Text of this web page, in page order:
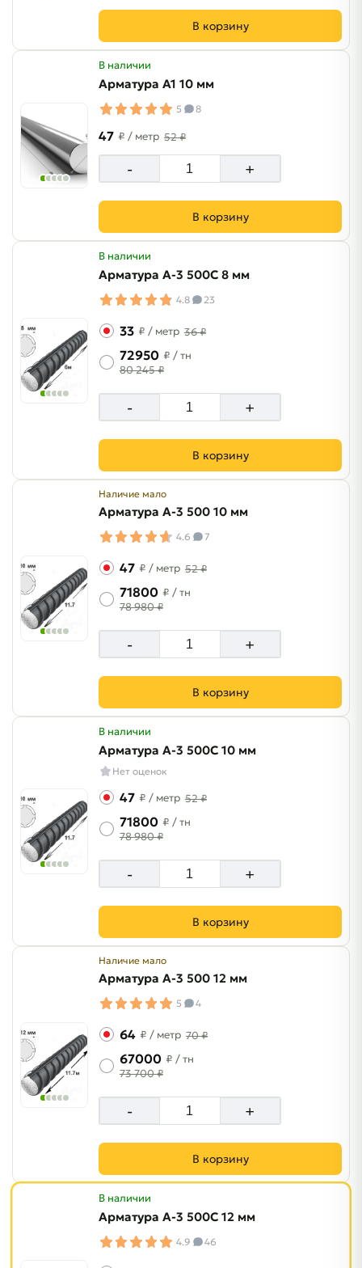
В корзину
В наличии
Арматура А1 10 мм
5 8
47 ₽ / метр 52 ₽
- +
В корзину
В наличии
Арматура A-3 500C 8 мм
4.8 23
33 ₽ / метр 36 ₽
72950 ₽ / тн
80 245 ₽
- +
В корзину
Наличие мало
Арматура A-3 500 10 мм
4.6 7
47 ₽ / метр 52 ₽
71800 ₽ / тн
78 980 ₽
- +
В корзину
В наличии
Арматура A-3 500C 10 мм
Нет оценок
47 ₽ / метр 52 ₽
71800 ₽ / тн
78 980 ₽
- +
В корзину
Наличие мало
Арматура A-3 500 12 мм
5 4
64 ₽ / метр 70 ₽
67000 ₽ / тн
73 700 ₽
- +
В корзину
В наличии
Арматура A-3 500C 12 мм
4.9 46